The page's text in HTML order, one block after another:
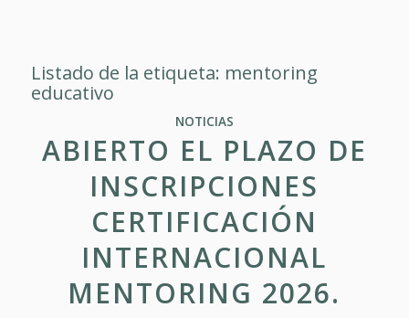
Listado de la etiqueta: mentoring
educativo
NOTICIAS
ABIERTO EL PLAZO DE
INSCRIPCIONES
CERTIFICACIÓN
INTERNACIONAL
MENTORING 2026.